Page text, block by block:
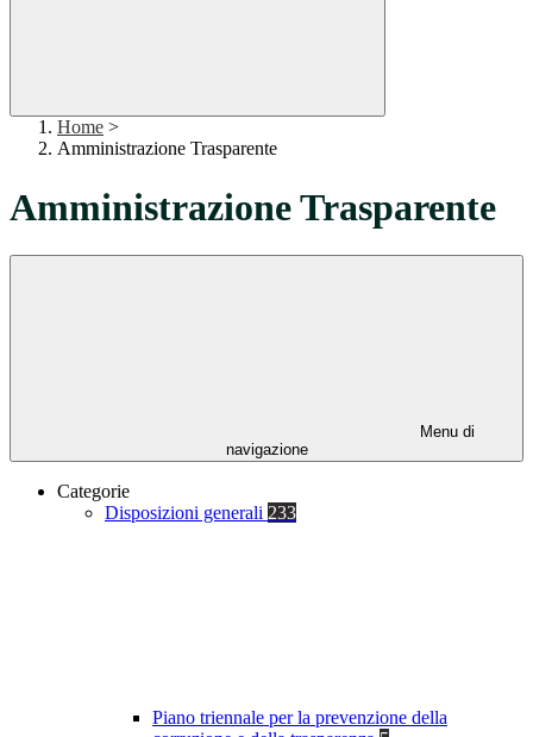
Home >
Amministrazione Trasparente
Amministrazione Trasparente
Menu di
navigazione
Categorie
Disposizioni generali 233
Piano triennale per la prevenzione della